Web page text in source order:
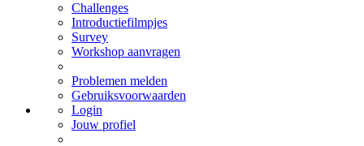
Challenges
Introductiefilmpjes
Survey
Workshop aanvragen
Problemen melden
Gebruiksvoorwaarden
Login
Jouw profiel